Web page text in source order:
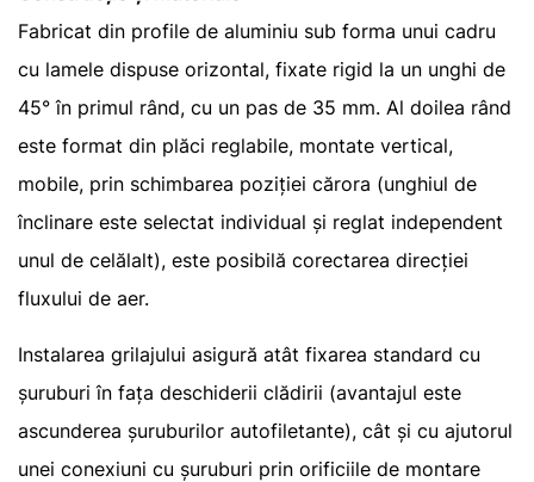
Fabricat din profile de aluminiu sub forma unui cadru
cu lamele dispuse orizontal, fixate rigid la un unghi de
45° în primul rând, cu un pas de 35 mm. Al doilea rând
este format din plăci reglabile, montate vertical,
mobile, prin schimbarea poziției cărora (unghiul de
înclinare este selectat individual și reglat independent
unul de celălalt), este posibilă corectarea direcției
fluxului de aer.
Instalarea grilajului asigură atât fixarea standard cu
șuruburi în fața deschiderii clădirii (avantajul este
ascunderea șuruburilor autofiletante), cât și cu ajutorul
unei conexiuni cu șuruburi prin orificiile de montare